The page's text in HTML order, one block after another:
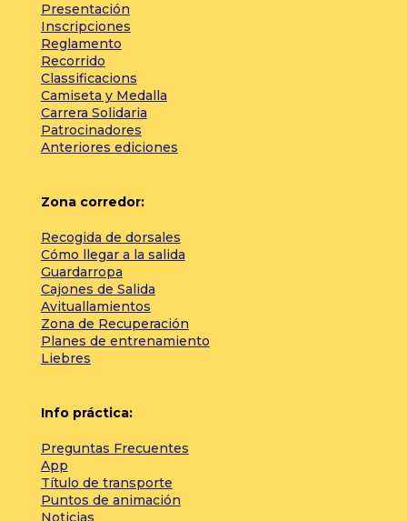
Presentación
Inscripciones
Reglamento
Recorrido
Classificacions
Camiseta y Medalla
Carrera Solidaria
Patrocinadores
Anteriores ediciones
Zona corredor:
Recogida de dorsales
Cómo llegar a la salida
Guardarropa
Cajones de Salida
Avituallamientos
Zona de Recuperación
Planes de entrenamiento
Liebres
Info práctica:
Preguntas Frecuentes
App
Título de transporte
Puntos de animación